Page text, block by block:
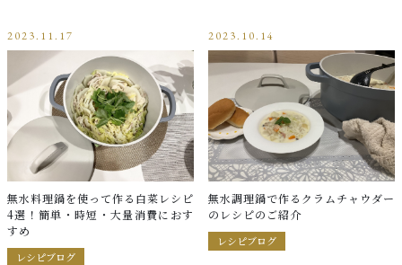
2023.11.17
無水料理鍋を使って作る白菜レシピ
4選！簡単・時短・大量消費におす
すめ
レシピブログ
2023.10.14
無水調理鍋で作るクラムチャウダー
のレシピのご紹介
レシピブログ